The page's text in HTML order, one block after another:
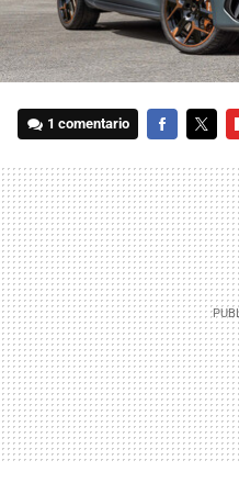
1 comentario